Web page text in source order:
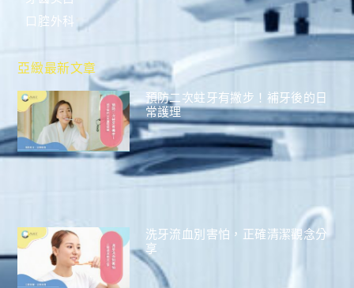
口腔外科
亞緻最新文章
預防二次蛀牙有撇步！補牙後的日
常護理
洗牙流血別害怕，正確清潔觀念分
享